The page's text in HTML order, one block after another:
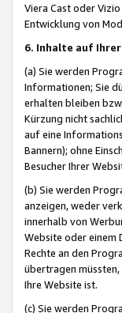
Viera Cast oder
Entwicklung von
6. Inhalte auf
(a) Sie werden
Informationen; Sie
erhalten bleiben
Kürzung nicht
auf eine
Bannern); ohne
Besucher Ihrer
(b) Sie werden
anzeigen, weder
innerhalb von
Website oder einem
Rechte an den
übertragen
Ihre Website ist.
(c) Sie werden